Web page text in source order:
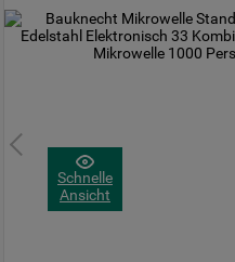
Schnelle
Ansicht